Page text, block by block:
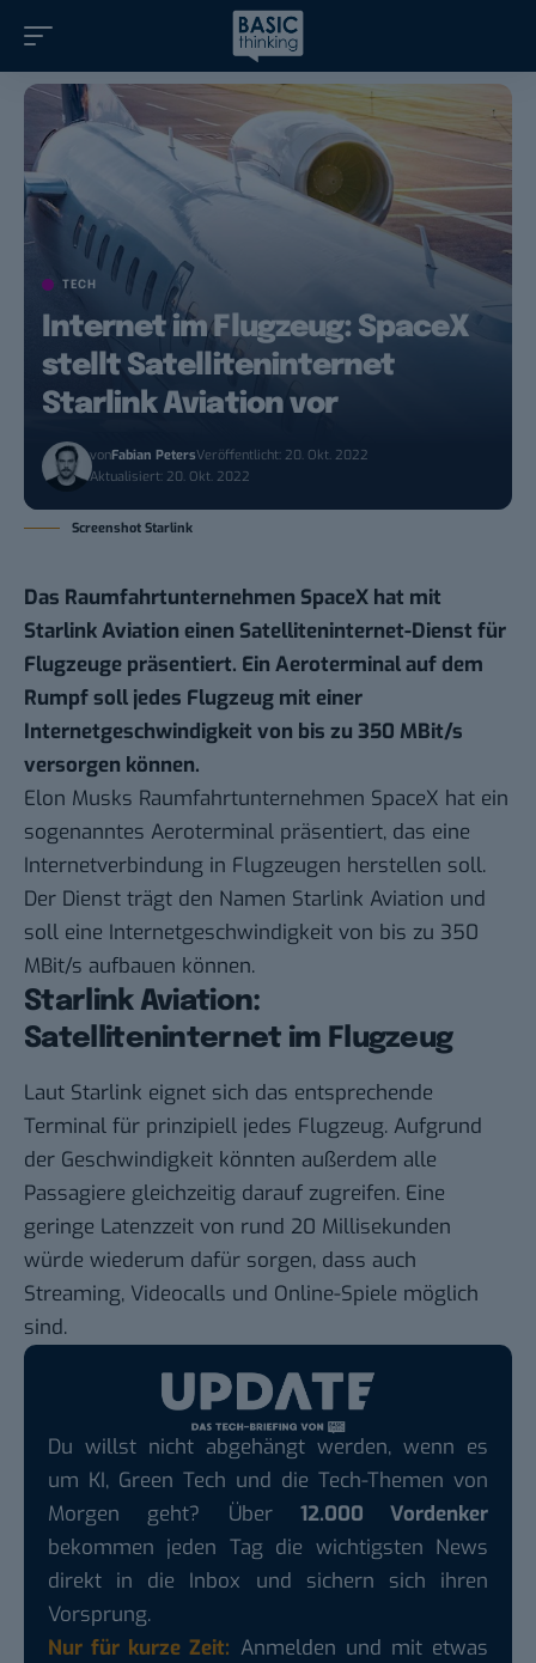
TECH
Internet im Flugzeug: SpaceX
stellt Satelliteninternet
Starlink Aviation vor
vonFabian PetersVeröffentlicht: 20. Okt. 2022
Aktualisiert: 20. Okt. 2022
Screenshot Starlink
Das Raumfahrtunternehmen SpaceX hat mit
Starlink Aviation einen Satelliteninternet-Dienst für
Flugzeuge präsentiert. Ein Aeroterminal auf dem
Rumpf soll jedes Flugzeug mit einer
Internetgeschwindigkeit von bis zu 350 MBit/s
versorgen können.
Elon Musks Raumfahrtunternehmen SpaceX hat ein
sogenanntes Aeroterminal präsentiert, das eine
Internetverbindung in Flugzeugen herstellen soll.
Der Dienst trägt den Namen Starlink Aviation und
soll eine Internetgeschwindigkeit von bis zu 350
MBit/s aufbauen können.
Starlink Aviation:
Satelliteninternet im Flugzeug
Laut Starlink eignet sich das entsprechende
Terminal für prinzipiell jedes Flugzeug. Aufgrund
der Geschwindigkeit könnten außerdem alle
Passagiere gleichzeitig darauf zugreifen. Eine
geringe Latenzzeit von rund 20 Millisekunden
würde wiederum dafür sorgen, dass auch
Streaming, Videocalls und Online-Spiele möglich
sind.
Du willst nicht abgehängt werden, wenn es
um KI, Green Tech und die Tech-Themen von
Morgen geht? Über 12.000 Vordenker
bekommen jeden Tag die wichtigsten News
direkt in die Inbox und sichern sich ihren
Vorsprung.
Nur für kurze Zeit: Anmelden und mit etwas